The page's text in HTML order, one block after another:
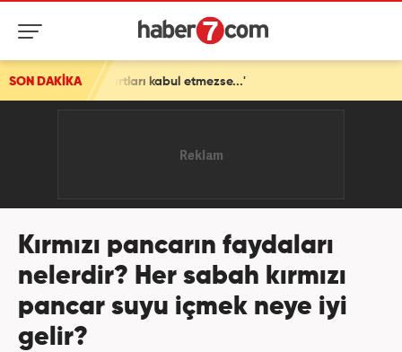
SON DAKİKAkabul etmezse...'
Kırmızı pancarın faydaları
nelerdir? Her sabah kırmızı
pancar suyu içmek neye iyi
gelir?